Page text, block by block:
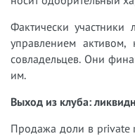
Фактически
управлением активом,
совладельцев. Они
им.
Выход из клуба:
Продажа доли в private